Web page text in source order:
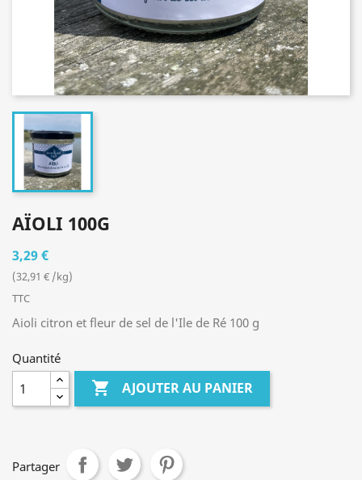
AÏOLI 100G
3,29 €
(32,91 € /kg)
TTC
Aioli citron et fleur de sel de l'Ile de Ré 100 g
Quantité
 AJOUTER AU PANIER
Partager